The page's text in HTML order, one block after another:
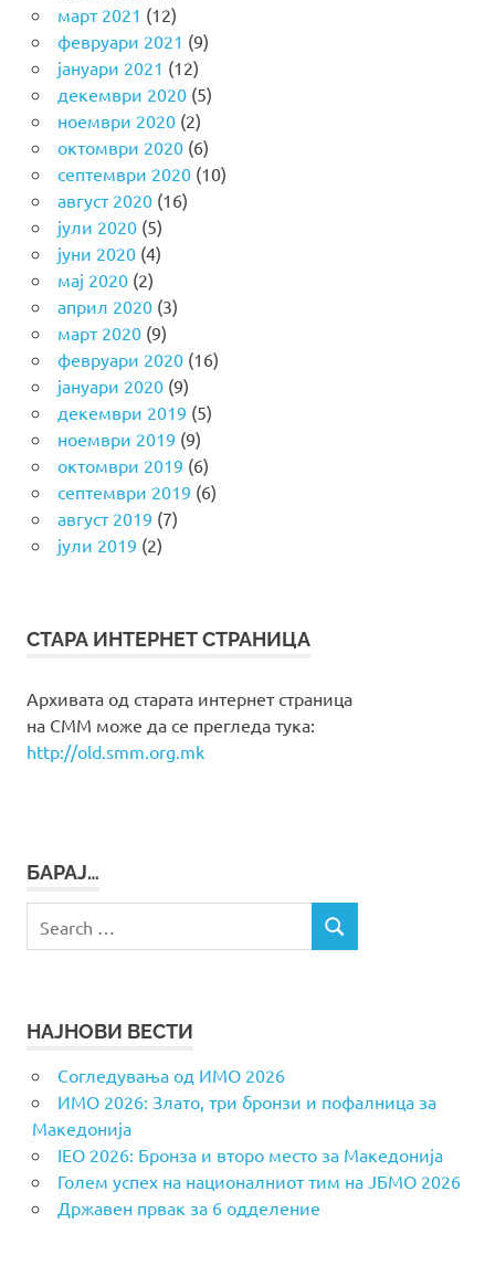
март 2021 (12)
февруари 2021 (9)
јануари 2021 (12)
декември 2020(5)
ноември 2020(2)
октомври 2020(6)
септември 2020(10)
август 2020(16)
јули 2020(5)
јуни 2020(4)
мај 2020(2)
април 2020(3)
март 2020(9)
февруари 2020(16)
јануари 2020(9)
декември 2019 (5)
ноември 2019 (9)
октомври 2019 (6)
септември 2019 (6)
август 2019 (7)
јули 2019 (2)
СТАРА ИНТЕРНЕТ СТРАНИЦА
Архивата од старата интернет страница
на СММ може да се прегледа тука:
http://old.smm.org.mk
БАРАЈ…
for:
SEARCH
НАЈНОВИ ВЕСТИ
Согледувања од ИМО 2026
ИМО 2026: Злато, три бронзи и пофалница за
Македонија
IEO 2026: Бронза и второ место за Македонија
Голем успех на националниот тим на ЈБМО 2026
Државен првак за 6 одделение